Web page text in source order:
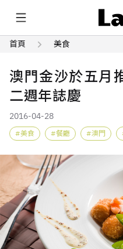
首頁 美食
澳門金沙於五月
二週年誌慶
2016-04-28
美食 餐廳 澳門